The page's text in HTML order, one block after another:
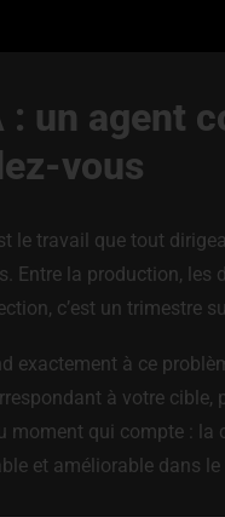
: un agent
vous
le travail que tout
Entre la production, les
c’est un trimestre
exactement à ce
à votre cible,
moment qui compte :
et améliorable dans